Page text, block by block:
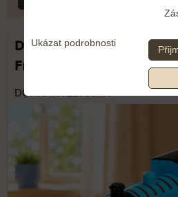
Dřevěné vláčky Mašinka
Friends | Dřevěné
DOPRAVA ZDARMA
Ukázat podrobnosti